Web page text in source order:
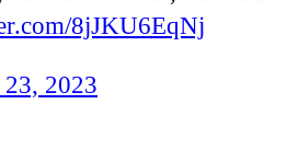
8jJKU6EqNj
23, 2023